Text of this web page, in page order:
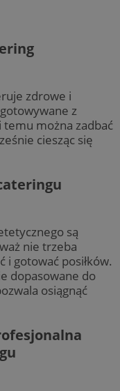
zdrowe i
z
temu można zadbać
ciesząc się
są
nie trzeba
gotować posiłków.
dopasowane do
osiągnąć